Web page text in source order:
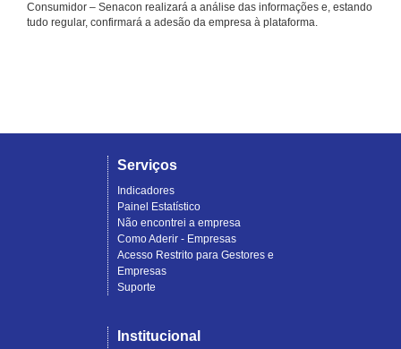
Consumidor – Senacon realizará a análise das informações e, estando
tudo regular, confirmará a adesão da empresa à plataforma.
Serviços
Indicadores
Painel Estatístico
Não encontrei a empresa
Como Aderir - Empresas
Acesso Restrito para Gestores e
Empresas
Suporte
Institucional